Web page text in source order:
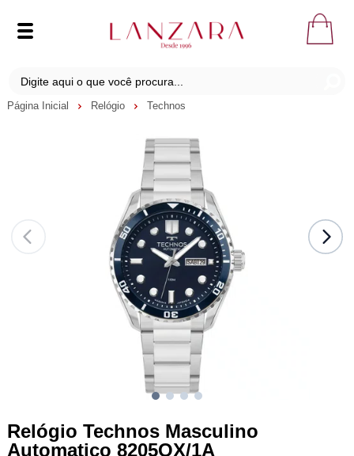
Página Inicial Relógio Technos
Relógio Technos Masculino
Automatico 8205OX/1A